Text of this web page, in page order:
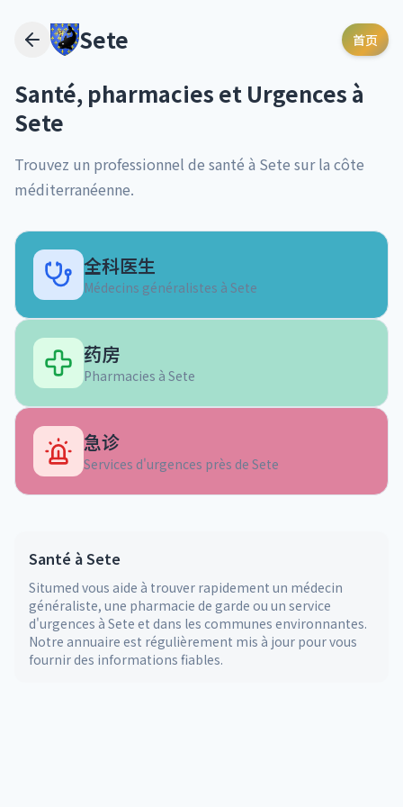
Sete 首页
Santé, pharmacies et Urgences à
Sete
Trouvez un professionnel de santé à Sete sur la côte
méditerranéenne.
全科医生
Médecins généralistes à Sete
药房
Pharmacies à Sete
急诊
Services d'urgences près de Sete
Santé àSete
Situmed vous aide à trouver rapidement un médecin
généraliste, une pharmacie de garde ou un service
d'urgences à Sete et dans les communes environnantes.
Notre annuaire est régulièrement mis à jour pour vous
fournir des informations fiables.